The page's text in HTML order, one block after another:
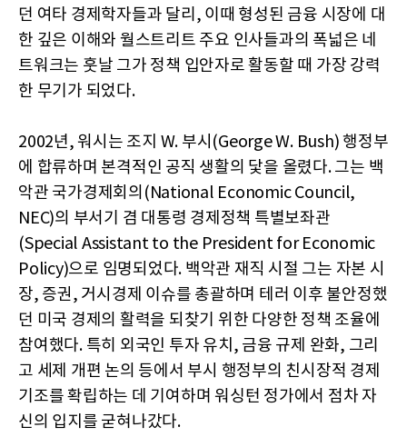
던 여타 경제학자들과 달리, 이때 형성된 금융 시장에 대
한 깊은 이해와 월스트리트 주요 인사들과의 폭넓은 네
트워크는 훗날 그가 정책 입안자로 활동할 때 가장 강력
한 무기가 되었다.
2002년, 워시는 조지 W. 부시(George W. Bush) 행정부
에 합류하며 본격적인 공직 생활의 닻을 올렸다. 그는 백
악관 국가경제회의(National Economic Council,
NEC)의 부서기 겸 대통령 경제정책 특별보좌관
(Special Assistant to the President for Economic
Policy)으로 임명되었다. 백악관 재직 시절 그는 자본 시
장, 증권, 거시경제 이슈를 총괄하며 테러 이후 불안정했
던 미국 경제의 활력을 되찾기 위한 다양한 정책 조율에
참여했다. 특히 외국인 투자 유치, 금융 규제 완화, 그리
고 세제 개편 논의 등에서 부시 행정부의 친시장적 경제
기조를 확립하는 데 기여하며 워싱턴 정가에서 점차 자
신의 입지를 굳혀나갔다.